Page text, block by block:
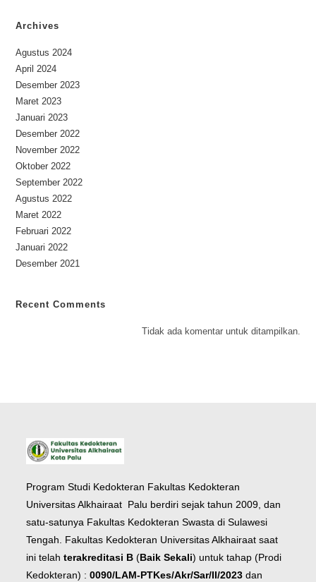
Archives
Agustus 2024
April 2024
Desember 2023
Maret 2023
Januari 2023
Desember 2022
November 2022
Oktober 2022
September 2022
Agustus 2022
Maret 2022
Februari 2022
Januari 2022
Desember 2021
Recent Comments
Tidak ada komentar untuk ditampilkan.
Program Studi Kedokteran Fakultas Kedokteran
Universitas Alkhairaat Palu berdiri sejak tahun 2009, dan
satu-satunya Fakultas Kedokteran Swasta di Sulawesi
Tengah. Fakultas Kedokteran Universitas Alkhairaat saat
ini telahterakreditasi B (Baik Sekali) untuk tahap (Prodi
Kedokteran) :0090/LAM-PTKes/Akr/Sar/II/2023 dan